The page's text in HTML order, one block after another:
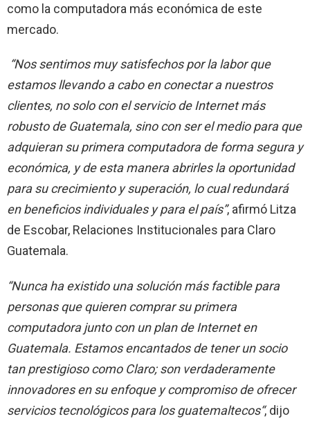
como la computadora más económica de este
mercado.
“Nos sentimos muy satisfechos por la labor que
estamos llevando a cabo en conectar a nuestros
clientes, no solo con el servicio de Internet más
robusto de Guatemala, sino con ser el medio para que
adquieran su primera computadora de forma segura y
económica, y de esta manera abrirles la oportunidad
para su crecimiento y superación, lo cual redundará
en beneficios individuales y para el país”, afirmó Litza
de Escobar, Relaciones Institucionales para Claro
Guatemala.
“Nunca ha existido una solución más factible para
personas que quieren comprar su primera
computadora junto con un plan de Internet en
Guatemala. Estamos encantados de tener un socio
tan prestigioso como Claro; son verdaderamente
innovadores en su enfoque y compromiso de ofrecer
servicios tecnológicos para los guatemaltecos“, dijo